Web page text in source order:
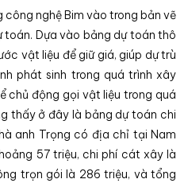
công nghệ Bim vào trong bản vẽ
toán. Dựa vào bảng dự toán thô
vật liệu để giữ giá, giúp dự trù
phát sinh trong quá trình xây
chủ động gọi vật liệu trong quá
thấy ở đây là bảng dự toán chi
anh Trọng có địa chỉ tại Nam
57 triệu, chi phí cát xây là
trọn gói là 286 triệu, và tổng